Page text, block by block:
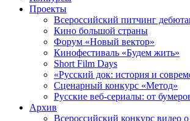
Проекты
Всероссийский питчинг
Кино большой страны
Форум «Новый вектор»
Кинофестиваль «Будем жить»
Short Film Days
«Русский док: история и
Сценарный конкурс «Метод»
Русские веб-сериалы: от
Архив
Всероссийский конкурс видео